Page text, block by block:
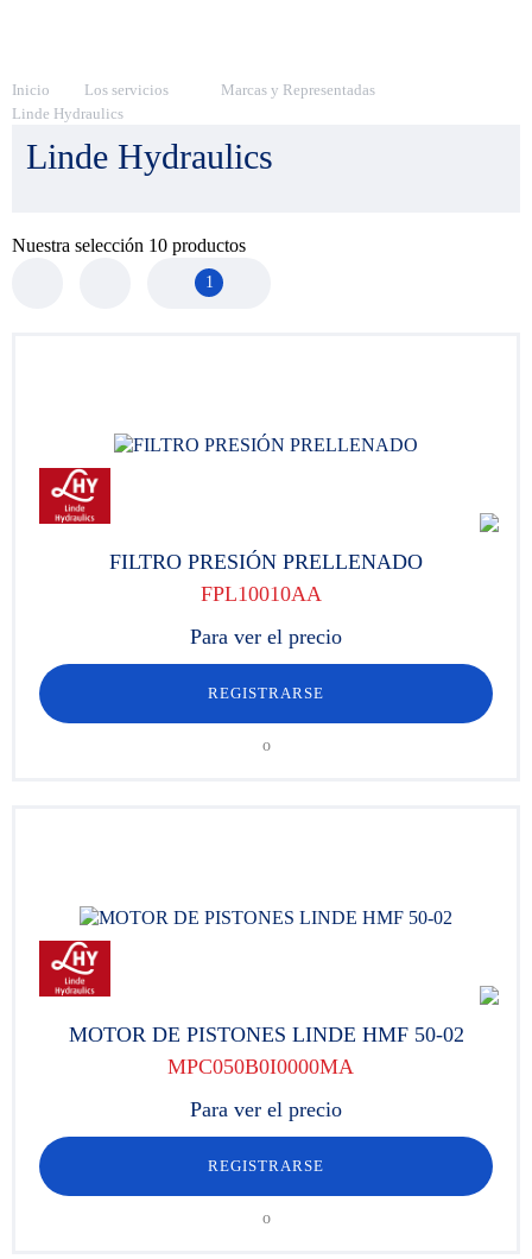
Inicio Los servicios
Marcas y Representadas
Linde Hydraulics
Linde Hydraulics
Nuestra selección 10 productos
1
FILTRO PRESIÓN PRELLENADO
FPL10010AA
Para ver el precio
REGISTRARSE
o
MOTOR DE PISTONES LINDE HMF 50-02
MPC050B0I0000MA
Para ver el precio
REGISTRARSE
o